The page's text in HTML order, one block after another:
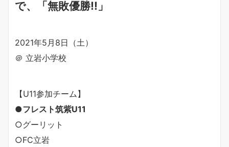
で、「無敗優勝!!」
2021年5月8日（土）
＠ 立岩小学校
【U11参加チーム】
●フレスト筑紫U11
○グーリット
○FC立岩